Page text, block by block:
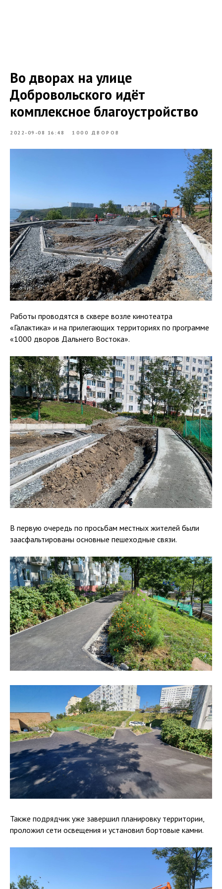
Во дворах на улице
Добровольского идёт
комплексное благоустройство
2022-09-08 16:48 1000 ДВОРОВ
Работы проводятся в сквере возле кинотеатра
«Галактика» и на прилегающих территориях по программе
«1000 дворов Дальнего Востока».
В первую очередь по просьбам местных жителей были
заасфальтированы основные пешеходные связи.
Также подрядчик уже завершил планировку территории,
проложил сети освещения и установил бортовые камни.